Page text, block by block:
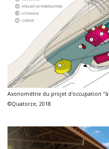
Axonométrie du projet d'occupation
©Quatorze, 2018